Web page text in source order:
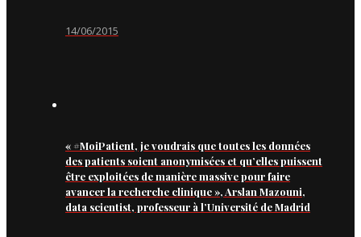
14/06/2015
« #MoiPatient, je voudrais que toutes les données
des patients soient anonymisées et qu’elles puissent
être exploitées de manière massive pour faire
avancer la recherche clinique », Arslan Mazouni,
data scientist, professeur à l’Université de Madrid